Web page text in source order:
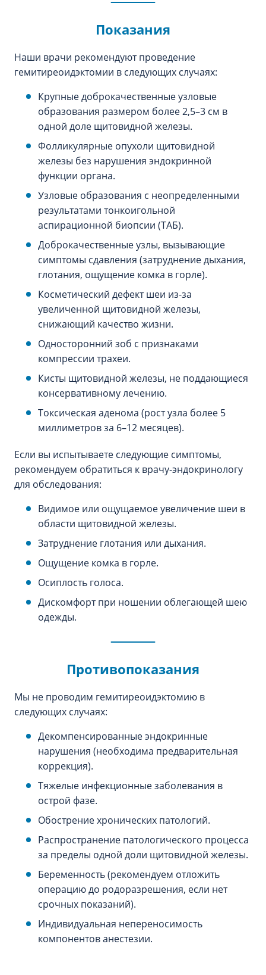
Показания
Наши врачи рекомендуют проведение
гемитиреоидэктомии в следующих случаях:
Крупные доброкачественные узловые
образования размером более 2,5–3 см в
одной доле щитовидной железы.
Фолликулярные опухоли щитовидной
железы без нарушения эндокринной
функции органа.
Узловые образования с неопределенными
результатами тонкоигольной
аспирационной биопсии (ТАБ).
Доброкачественные узлы, вызывающие
симптомы сдавления (затруднение дыхания,
глотания, ощущение комка в горле).
Косметический дефект шеи из-за
увеличенной щитовидной железы,
снижающий качество жизни.
Односторонний зоб с признаками
компрессии трахеи.
Кисты щитовидной железы, не поддающиеся
консервативному лечению.
Токсическая аденома (рост узла более 5
миллиметров за 6–12 месяцев).
Если вы испытываете следующие симптомы,
рекомендуем обратиться к врачу-эндокринологу
для обследования:
Видимое или ощущаемое увеличение шеи в
области щитовидной железы.
Затруднение глотания или дыхания.
Ощущение комка в горле.
Осиплость голоса.
Дискомфорт при ношении облегающей шею
одежды.
Противопоказания
Мы не проводим гемитиреоидэктомию в
следующих случаях:
Декомпенсированные эндокринные
нарушения (необходима предварительная
коррекция).
Тяжелые инфекционные заболевания в
острой фазе.
Обострение хронических патологий.
Распространение патологического процесса
за пределы одной доли щитовидной железы.
Беременность (рекомендуем отложить
операцию до родоразрешения, если нет
срочных показаний).
Индивидуальная непереносимость
компонентов анестезии.